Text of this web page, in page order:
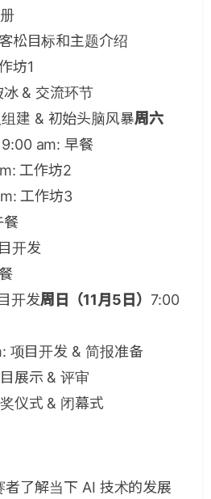
松目标和主题介绍
坊1
& 交流环节
建 & 初始头脑风暴周六
am: 早餐
工作坊2
工作坊3
餐
开发
开发周日（11月5日）7:00
项目开发 & 简报准备
展示 & 评审
仪式 & 闭幕式
了解当下 AI 技术的发展